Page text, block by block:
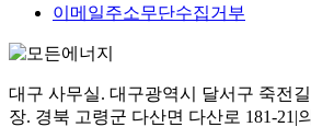
이메일주소무단수집거부
대구 사무실. 대구광역시 달서구 죽전
장. 경북 고령군 다산면 다산로 181-21 |